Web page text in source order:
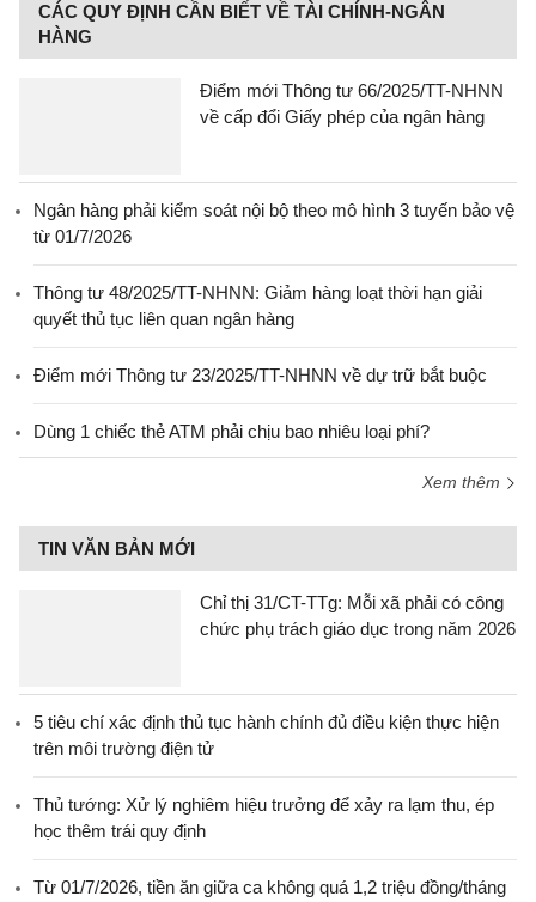
CÁC QUY ĐỊNH CẦN BIẾT VỀ TÀI CHÍNH-NGÂN
HÀNG
Điểm mới Thông tư 66/2025/TT-NHNN
về cấp đổi Giấy phép của ngân hàng
Ngân hàng phải kiểm soát nội bộ theo mô hình 3 tuyến bảo vệ
từ 01/7/2026
Thông tư 48/2025/TT-NHNN: Giảm hàng loạt thời hạn giải
quyết thủ tục liên quan ngân hàng
Điểm mới Thông tư 23/2025/TT-NHNN về dự trữ bắt buộc
Dùng 1 chiếc thẻ ATM phải chịu bao nhiêu loại phí?
Xem thêm
TIN VĂN BẢN MỚI
Chỉ thị 31/CT-TTg: Mỗi xã phải có công
chức phụ trách giáo dục trong năm 2026
5 tiêu chí xác định thủ tục hành chính đủ điều kiện thực hiện
trên môi trường điện tử
Thủ tướng: Xử lý nghiêm hiệu trưởng để xảy ra lạm thu, ép
học thêm trái quy định
Từ 01/7/2026, tiền ăn giữa ca không quá 1,2 triệu đồng/tháng